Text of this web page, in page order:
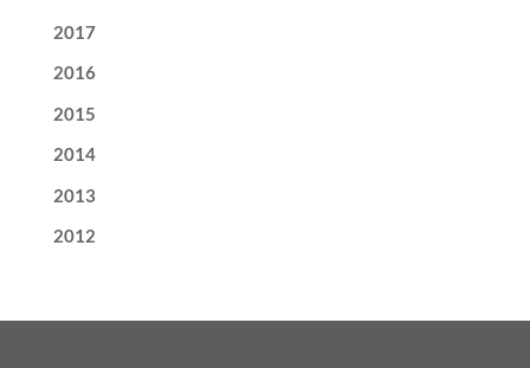
2017
2016
2015
2014
2013
2012